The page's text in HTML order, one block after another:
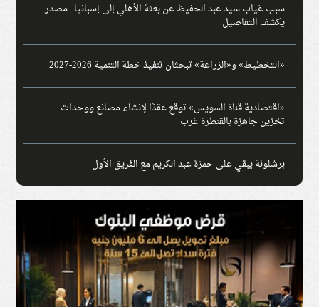
سبب غياب سيد عبد الحفيظ عن بعثة الأهلي إلى إسبانيا.. مصدر
يكشف التفاصيل
«التخطيط» و«الزراعة» تبحثان تنفيذ خطة التنمية 2026-2027
«اقتصادية قناة السويس» توقع عقدًا لإنشاء مصانع ووحدات
تخزين جاهزة بالقنطرة غرب
برشلونة يبقي على حمزة عبد الكريم مع الفريق الأول